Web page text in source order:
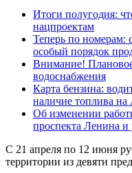
Итоги полугодия:
нацпроектам
Теперь по номерам:
особый порядок
Внимание!
водоснабжения
Карта бензина:
наличие топлива
Об изменении
проспекта Ленина
С 21 апреля по 12 июня
территории из девяти